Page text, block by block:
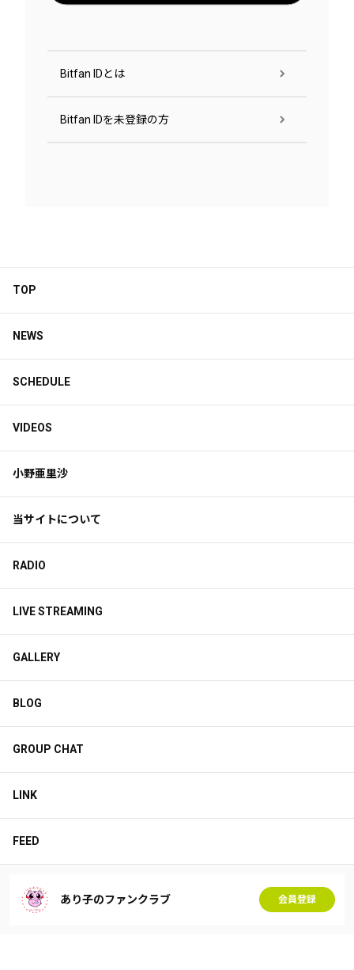
Bitfan IDとは
Bitfan IDを未登録の方
TOP
NEWS
SCHEDULE
VIDEOS
小野亜里沙
当サイトについて
RADIO
LIVE STREAMING
GALLERY
BLOG
GROUP CHAT
LINK
FEED
あり子のファンクラブ 会員登録